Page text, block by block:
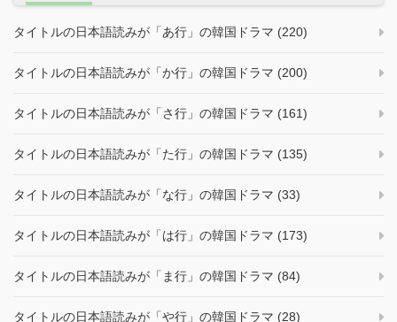
タイトルの日本語読みが「あ行」の韓国ドラマ (220)
タイトルの日本語読みが「か行」の韓国ドラマ (200)
タイトルの日本語読みが「さ行」の韓国ドラマ (161)
タイトルの日本語読みが「た行」の韓国ドラマ (135)
タイトルの日本語読みが「な行」の韓国ドラマ (33)
タイトルの日本語読みが「は行」の韓国ドラマ (173)
タイトルの日本語読みが「ま行」の韓国ドラマ (84)
タイトルの日本語読みが「や行」の韓国ドラマ (28)